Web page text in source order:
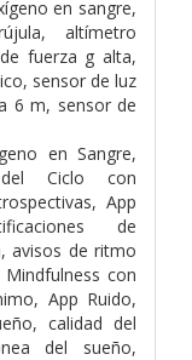
en sangre,
altímetro
fuerza g alta,
sensor de luz
6 m, sensor de
en Sangre,
Ciclo con
App
de
avisos de ritmo
con
App Ruido,
calidad del
del sueño,